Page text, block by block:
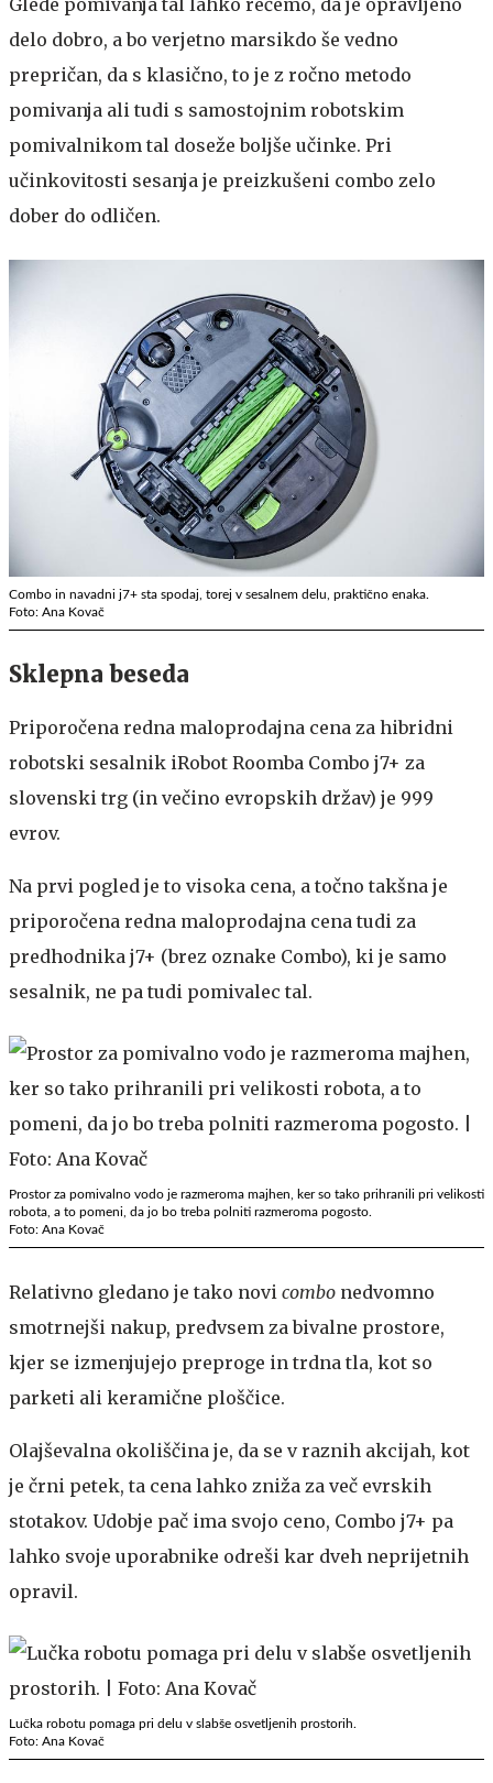
delo dobro, a bo verjetno marsikdo še vedno
prepričan, da s klasično, to je z ročno metodo
pomivanja ali tudi s samostojnim robotskim
pomivalnikom tal doseže boljše učinke. Pri
učinkovitosti sesanja je preizkušeni combo zelo
dober do odličen.
Combo in navadni j7+ sta spodaj, torej v sesalnem delu, praktično enaka.
Foto: Ana Kovač
Sklepna beseda
Priporočena redna maloprodajna cena za hibridni
robotski sesalnik iRobot Roomba Combo j7+ za
slovenski trg (in večino evropskih držav) je 999
evrov.
Na prvi pogled je to visoka cena, a točno takšna je
priporočena redna maloprodajna cena tudi za
predhodnika j7+ (brez oznake Combo), ki je samo
sesalnik, ne pa tudi pomivalec tal.
Prostor za pomivalno vodo je razmeroma majhen, ker so tako prihranili pri velikosti
robota, a to pomeni, da jo bo treba polniti razmeroma pogosto.
Foto: Ana Kovač
Relativno gledano je tako novi combo nedvomno
smotrnejši nakup, predvsem za bivalne prostore,
kjer se izmenjujejo preproge in trdna tla, kot so
parketi ali keramične ploščice.
Olajševalna okoliščina je, da se v raznih akcijah, kot
je črni petek, ta cena lahko zniža za več evrskih
stotakov. Udobje pač ima svojo ceno, Combo j7+ pa
lahko svoje uporabnike odreši kar dveh neprijetnih
opravil.
Lučka robotu pomaga pri delu v slabše osvetljenih prostorih.
Foto: Ana Kovač